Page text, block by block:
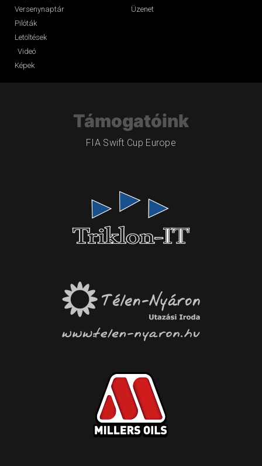
Versenynaptár
Pilóták
Letöltések
Videó
Képek
Üzenet
Támogatóink
FIA Swift Cup Europe